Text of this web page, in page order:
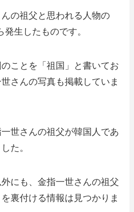
の祖父と思われる人物の
生したものです。
ことを「祖国」と書いてお
さんの写真も掲載していま
世さんの祖父が韓国人であ
た。
にも、金指一世さんの祖父
裏付ける情報は見つかりま